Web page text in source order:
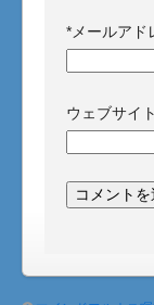
* メールアド
ウェブサイト